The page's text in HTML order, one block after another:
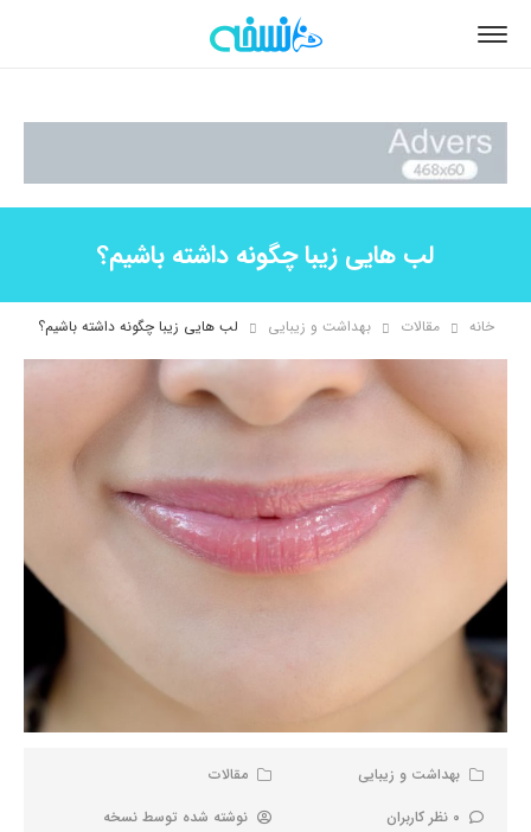
لب هایی زیبا چگونه داشته باشیم؟
خانه مقالات بهداشت و زیبایی لب هایی زیبا چگونه داشته باشیم؟
بهداشت و زیبایی
مقالات
0 نظر کاربران
نوشته شده توسط نسخه